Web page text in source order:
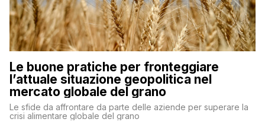
Le buone pratiche per fronteggiare
l’attuale situazione geopolitica nel
mercato globale del grano
Le sfide da affrontare da parte delle aziende per superare la
crisi alimentare globale del grano